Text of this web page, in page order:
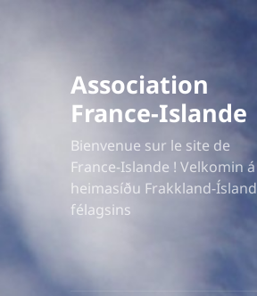
Association
France-Islande
Bienvenue sur le site de
France-Islande ! Velkomin á
heimasíðu Frakkland-Ísland
félagsins